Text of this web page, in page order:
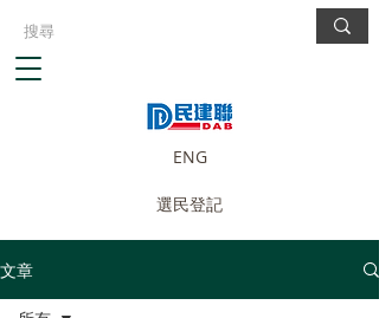
ENG
選民登記
文章